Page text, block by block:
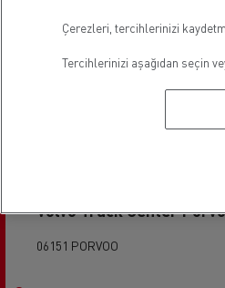
Volvo Truck Center Lahti
15240 LAHTI
Volvo Truck Center
06151 PORVOO
Çerezleri, tercihlerinizi
Tercihlerinizi aşağıdan seçin